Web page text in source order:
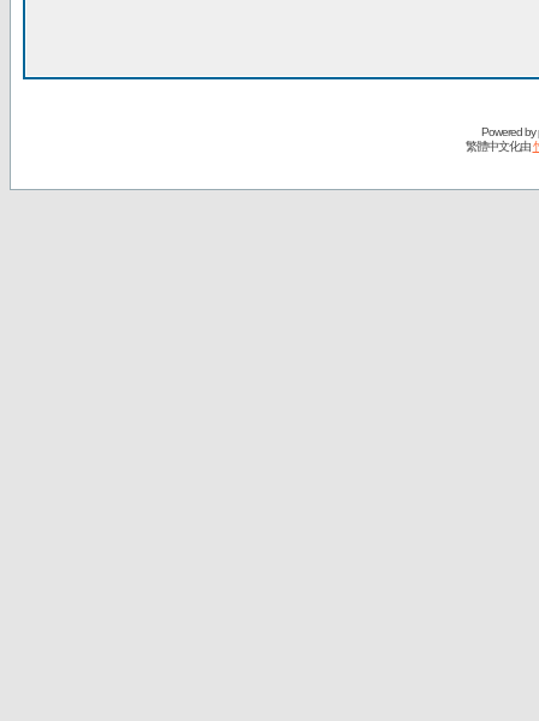
Powered by
繁體中文化由